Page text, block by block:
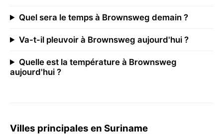
Quel sera le temps à Brownsweg demain ?
Va-t-il pleuvoir à Brownsweg aujourd'hui ?
Quelle est la température à Brownsweg
aujourd'hui ?
Villes principales en Suriname